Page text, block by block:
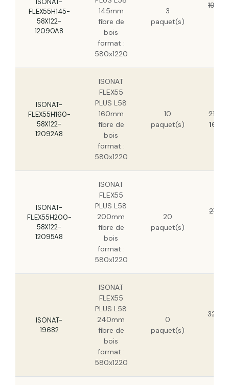
ISONAT-
FLEX55H145-
58X122-
12090A8
145mm
fibre de
bois
format :
580x1220
3
paquet(s)
19,88
ISONAT-
FLEX55H160-
58X122-
12092A8
ISONAT
FLEX55
PLUS L58
160mm
fibre de
bois
format :
580x1220
10
paquet(s)
21,68
16,11
ISONAT-
FLEX55H200-
58X122-
12095A8
ISONAT
FLEX55
PLUS L58
200mm
fibre de
bois
format :
580x1220
20
paquet(s)
27,16
ISONAT-
19682
ISONAT
FLEX55
PLUS L58
240mm
fibre de
bois
format :
580x1220
0
paquet(s)
32,35